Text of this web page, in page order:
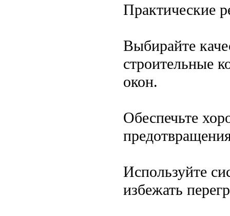
Практические
Выбирайте
строительные
окон.
Обеспечьте
Используйте
избежать